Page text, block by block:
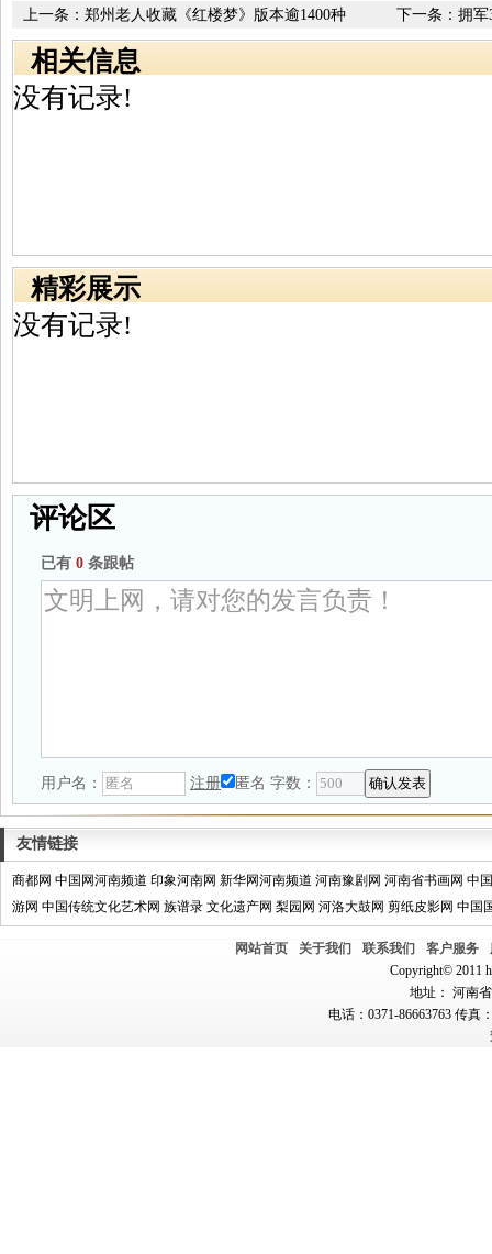
下一条： 拥军
上一条： 郑州老人收藏《红楼梦》版本逾1400种
相关信息
没有记录!
精彩展示
没有记录!
评论区
已有 0 条跟帖
用户名： 注册 匿名 字数：
友情链接
商都网 中国网河南频道 印象河南网 新华网河南频道 河南豫剧网 河南省书画网 中
游网 中国传统文化艺术网 族谱录 文化遗产网 梨园网 河洛大鼓网 剪纸皮影网 中国
网站首页 关于我们 联系我们 客户服务
Copyright© 2011
地址： 河南
电话：0371-86663763 传真